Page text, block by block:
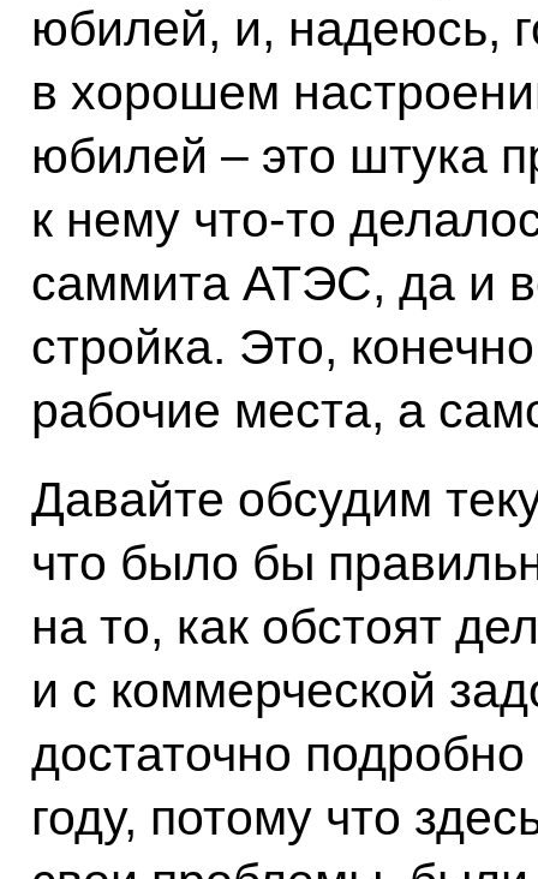
юбилей, и, надеюсь,
в хорошем
юбилей – это штука
к нему что‑то
саммита АТЭС, да и
стройка. Это,
рабочие места, а
Давайте обсудим
что было бы
на то, как обстоят
и с коммерческой
достаточно
году, потому что